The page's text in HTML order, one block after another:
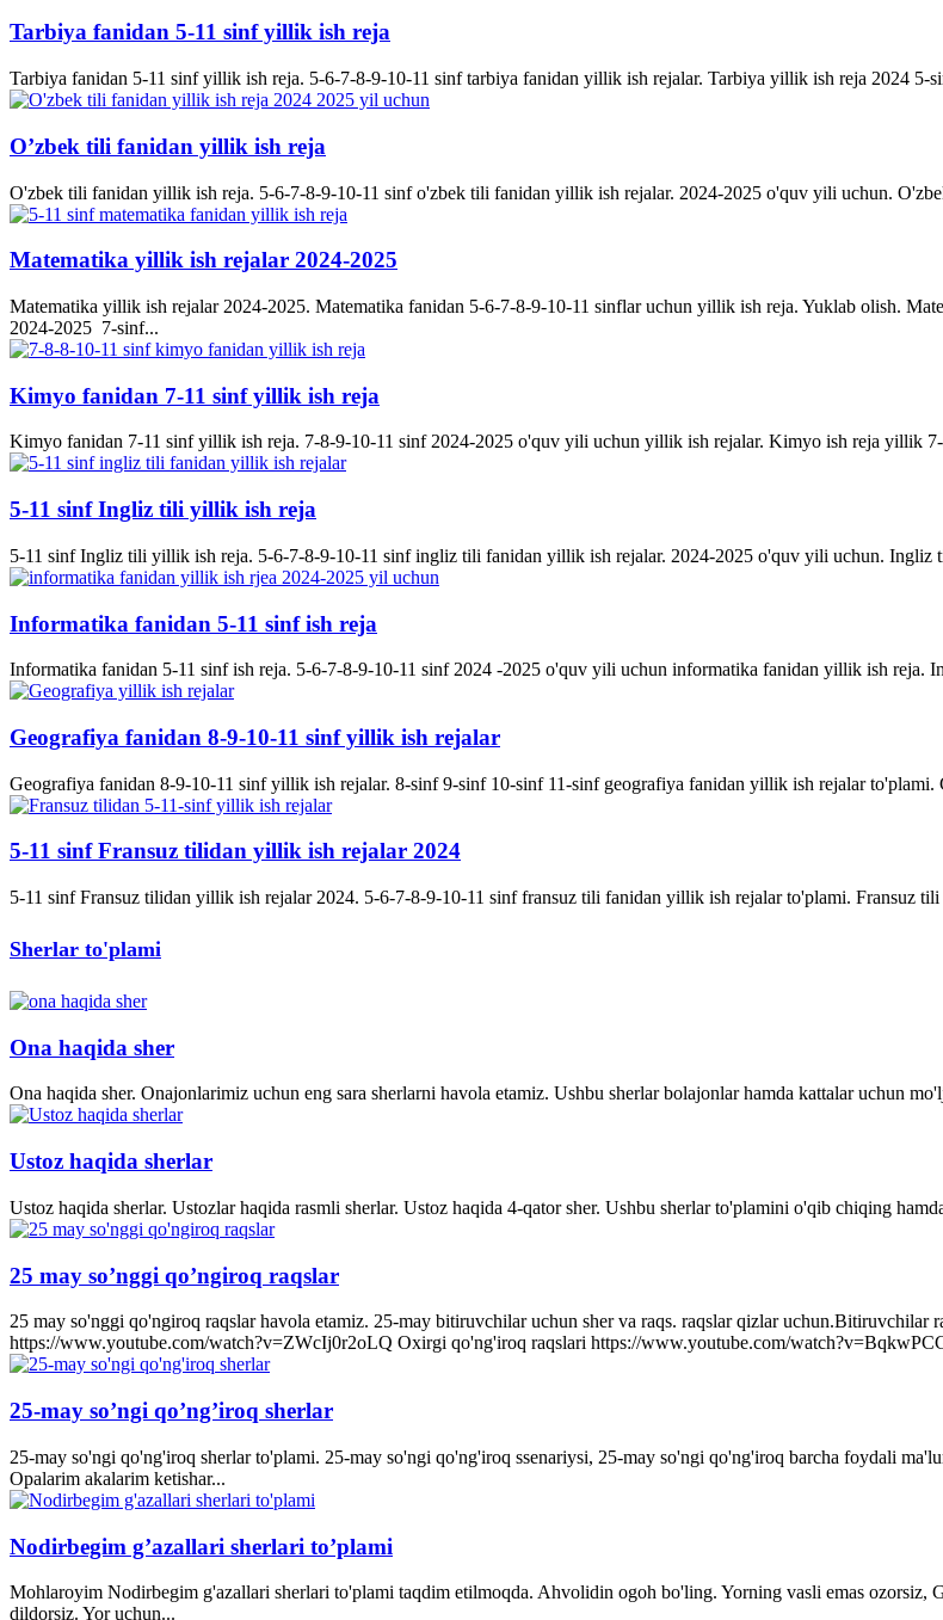
Tarbiya fanidan 5-11 sinf yillik ish reja
Tarbiya fanidan 5-11 sinf yillik ish reja. 5-6-7-8-9-10-11 sinf tarbiya fanidan yillik ish rejalar. Tarbiya yillik ish reja 2024
O’zbek tili fanidan yillik ish reja
O'zbek tili fanidan yillik ish reja. 5-6-7-8-9-10-11 sinf o'zbek tili fanidan yillik ish rejalar. 2024-2025 o'quv yili uchun.
Matematika yillik ish rejalar 2024-2025
Matematika yillik ish rejalar 2024-2025. Matematika fanidan 5-6-7-8-9-10-11 sinflar uchun yillik ish reja. Yuklab olish.
2024-2025 7-sinf...
Kimyo fanidan 7-11 sinf yillik ish reja
Kimyo fanidan 7-11 sinf yillik ish reja. 7-8-9-10-11 sinf 2024-2025 o'quv yili uchun yillik ish rejalar. Kimyo ish reja
5-11 sinf Ingliz tili yillik ish reja
5-11 sinf Ingliz tili yillik ish reja. 5-6-7-8-9-10-11 sinf ingliz tili fanidan yillik ish rejalar. 2024-2025 o'quv yili uchun.
Informatika fanidan 5-11 sinf ish reja
Informatika fanidan 5-11 sinf ish reja. 5-6-7-8-9-10-11 sinf 2024 -2025 o'quv yili uchun informatika fanidan yillik ish
Geografiya fanidan 8-9-10-11 sinf yillik ish rejalar
Geografiya fanidan 8-9-10-11 sinf yillik ish rejalar. 8-sinf 9-sinf 10-sinf 11-sinf geografiya fanidan yillik ish rejalar
5-11 sinf Fransuz tilidan yillik ish rejalar 2024
5-11 sinf Fransuz tilidan yillik ish rejalar 2024. 5-6-7-8-9-10-11 sinf fransuz tili fanidan yillik ish rejalar to'plami. Fransuz
Sherlar to'plami
Ona haqida sher
Ona haqida sher. Onajonlarimiz uchun eng sara sherlarni havola etamiz. Ushbu sherlar bolajonlar hamda kattalar uchun
Ustoz haqida sherlar
Ustoz haqida sherlar. Ustozlar haqida rasmli sherlar. Ustoz haqida 4-qator sher. Ushbu sherlar to'plamini o'qib chiqing
25 may so’nggi qo’ngiroq raqslar
25 may so'nggi qo'ngiroq raqslar havola etamiz. 25-may bitiruvchilar uchun sher va raqs. raqslar qizlar
https://www.youtube.com/watch?v=ZWcIj0r2oLQ Oxirgi qo'ng'iroq raqslari https://www.youtube.com/
25-may so’ngi qo’ng’iroq sherlar
25-may so'ngi qo'ng'iroq sherlar to'plami. 25-may so'ngi qo'ng'iroq ssenariysi, 25-may so'ngi qo'ng'iroq barcha foydali
Opalarim akalarim ketishar...
Nodirbegim g’azallari sherlari to’plami
Mohlaroyim Nodirbegim g'azallari sherlari to'plami taqdim etilmoqda. Ahvolidin ogoh bo'ling. Yorning vasli emas
dildorsiz. Yor uchun...